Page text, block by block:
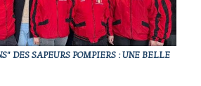
DES SAPEURS POMPIERS : UNE BELLE